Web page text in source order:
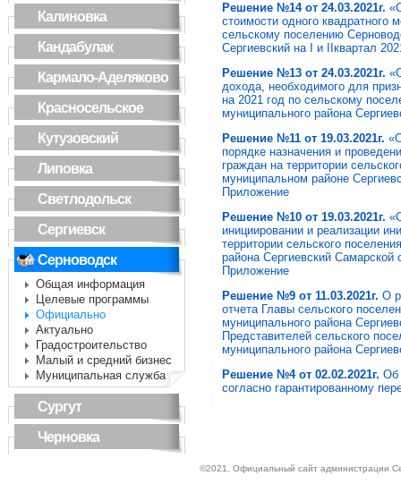
Калиновка
Кандабулак
Кармало-Аделяково
Красносельское
Кутузовский
Липовка
Светлодольск
Сергиевск
Серноводск
Общая информация
Целевые программы
Официально
Актуально
Градостроительство
Малый и средний бизнес
Муниципальная служба
Сургут
Черновка
Решение №14 от 24.03.2021г.
стоимости одного
сельскому поселению
Сергиевский на I и IIквартал
Решение №13 от 24.03.2021г.
дохода, необходимого для
на 2021 год по сельскому
муниципального района
Решение №11 от 19.03.2021г.
порядке назначения и
граждан на территории
муниципальном районе
Приложение
Решение №10 от 19.03.2021г.
инициировании и реализации
территории сельского
района Сергиевский Самарской
Приложение
Решение №9 от 11.03.2021г. О
отчета Главы сельского
муниципального района
Представителей сельского
муниципального района
Решение №4 от 02.02.2021г. Об
согласно гарантированному
©2021. Официальный сайт администрации